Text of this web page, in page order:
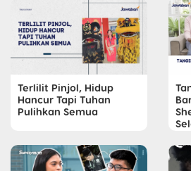
Terlilit Pinjol, Hidup
Hancur Tapi Tuhan
Pulihkan Semua